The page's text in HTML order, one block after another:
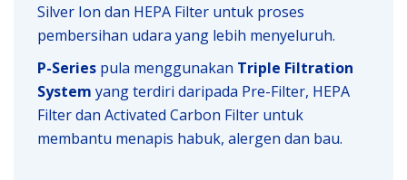
Silver Ion dan HEPA Filter untuk proses
pembersihan udara yang lebih menyeluruh.
P-Series pula menggunakan Triple Filtration
System yang terdiri daripada Pre-Filter, HEPA
Filter dan Activated Carbon Filter untuk
membantu menapis habuk, alergen dan bau.